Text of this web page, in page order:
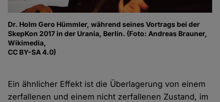
Dr. Holm Gero Hümmler, während seines Vortrags bei der
SkepKon 2017 in der Urania, Berlin. (Foto: Andreas Brauner,
Wikimedia,
CC BY-SA 4.0)
Ein ähnlicher Effekt ist die Überlagerung von einem
zerfallenen und einem nicht zerfallenen Zustand, im